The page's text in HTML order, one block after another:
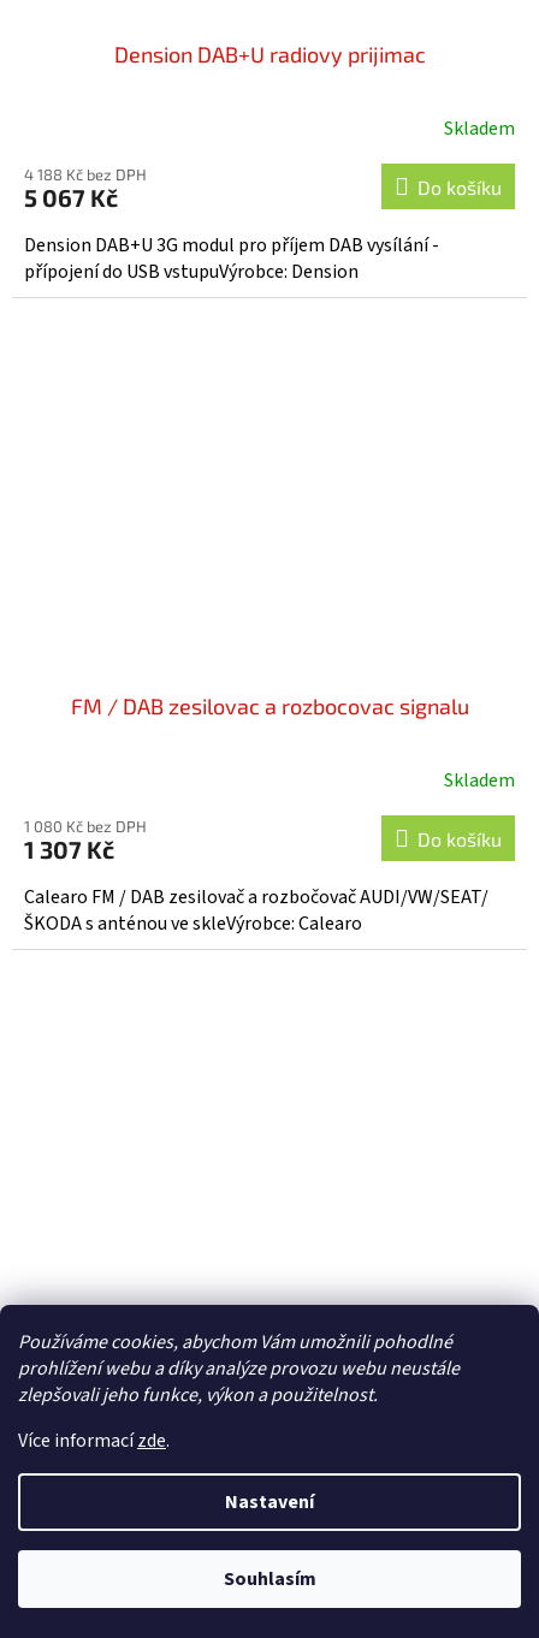
Používáme cookies, abychom Vám umožnili pohodlné
prohlížení webu a díky analýze provozu webu neustále
zlepšovali jeho funkce, výkon a použitelnost.
Více informacízde.
Nastavení
Souhlasím
Dension DAB+U radiovy prijimac
produktu
je
5,0
z
5
Skladem
4 188 Kč bez DPH
5 067 Kč Do košíku
Dension DAB+U 3G modul pro příjem DAB vysílání -
přípojení do USB vstupuVýrobce: Dension
FM / DAB zesilovac a rozbocovac signalu
Skladem
1 080 Kč bez DPH
1 307 Kč Do košíku
Calearo FM / DAB zesilovač a rozbočovač AUDI/VW/SEAT/
ŠKODA s anténou ve skleVýrobce: Calearo
AM-FM / DAB-DAB+ rozbocovac signalu
695 Kč bez DPH
AM-FM / DAB-DAB+ rozbočovač signálu s ISO / SMB